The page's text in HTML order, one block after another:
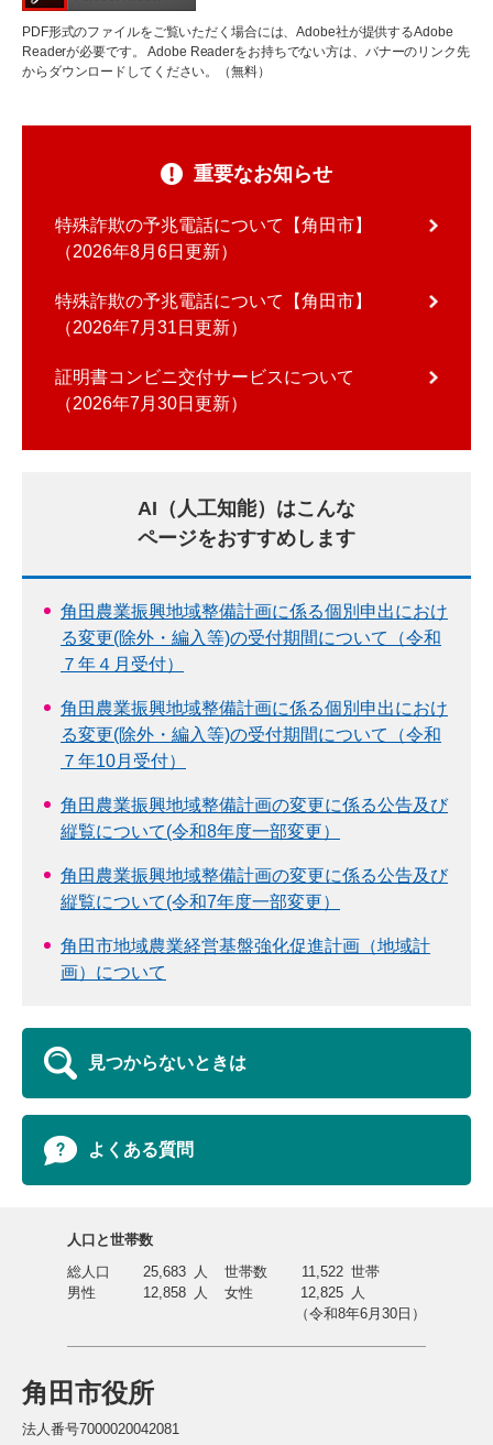
PDF形式のファイルをご覧いただく場合には、Adobe社が提供するAdobe
Readerが必要です。
Adobe Readerをお持ちでない方は、バナーのリンク先
からダウンロードしてください。（無料）
重要なお知らせ
特殊詐欺の予兆電話について【角田市】
2026年8月6日更新
特殊詐欺の予兆電話について【角田市】
2026年7月31日更新
証明書コンビニ交付サービスについて
2026年7月30日更新
AI（人工知能）はこんな
ページをおすすめします
角田農業振興地域整備計画に係る個別申出におけ
る変更(除外・編入等)の受付期間について（令和
７年４月受付）
角田農業振興地域整備計画に係る個別申出におけ
る変更(除外・編入等)の受付期間について（令和
７年10月受付）
角田農業振興地域整備計画の変更に係る公告及び
縦覧について(令和8年度一部変更）
角田農業振興地域整備計画の変更に係る公告及び
縦覧について(令和7年度一部変更）
角田市地域農業経営基盤強化促進計画（地域計
画）について
見つからないときは
よくある質問
角田市役所
法人番号7000020042081
人口と世帯数
総人口
25,683 人 世帯数 11,522 世帯
男性
12,858 人 女性 12,825 人
（令和8年6月30日）